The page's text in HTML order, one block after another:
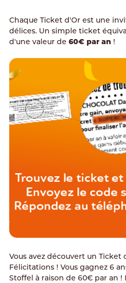
Chaque Ticket d'Or est une
délices. Un simple ticket
d'une valeur de 60€ par an !
Vous avez découvert un Ticket
Félicitations ! Vous gagnez 6
Stoffel à raison de 60€ par an !